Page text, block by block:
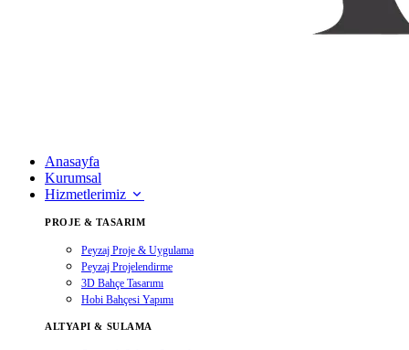
Anasayfa
Kurumsal
Hizmetlerimiz
PROJE & TASARIM
Peyzaj Proje & Uygulama
Peyzaj Projelendirme
3D Bahçe Tasarımı
Hobi Bahçesi Yapımı
ALTYAPI & SULAMA